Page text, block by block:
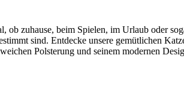
ob zuhause, beim Spielen, im Urlaub oder
sind. Entdecke unsere gemütlichen
Polsterung und seinem modernen